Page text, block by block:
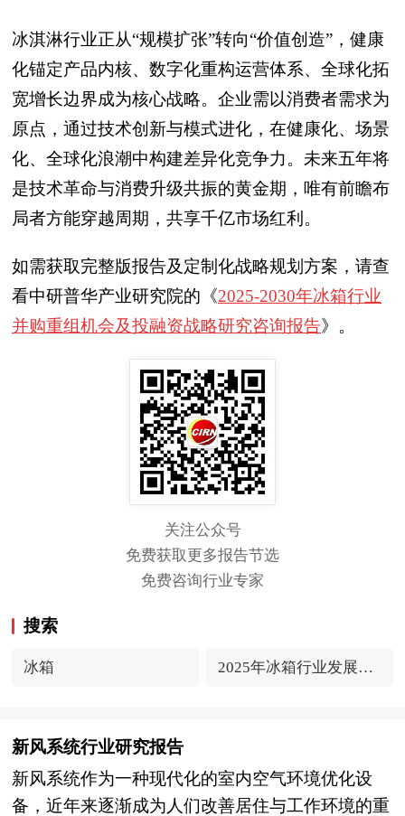
冰淇淋行业正从“规模扩张”转向“价值创造”，健康
化锚定产品内核、数字化重构运营体系、全球化拓
宽增长边界成为核心战略。企业需以消费者需求为
原点，通过技术创新与模式进化，在健康化、场景
化、全球化浪潮中构建差异化竞争力。未来五年将
是技术革命与消费升级共振的黄金期，唯有前瞻布
局者方能穿越周期，共享千亿市场红利。
如需获取完整版报告及定制化战略规划方案，请查
看中研普华产业研究院的《2025-2030年冰箱行业
并购重组机会及投融资战略研究咨询报告》。
关注公众号
免费获取更多报告节选
免费咨询行业专家
搜索
冰箱 2025年冰箱行业发展现
新风系统行业研究报告
新风系统作为一种现代化的室内空气环境优化设
备，近年来逐渐成为人们改善居住与工作环境的重